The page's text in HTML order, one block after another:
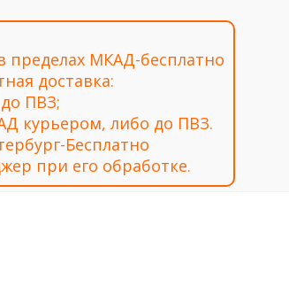
пределах МКАД-бесплатно
доставка:
ПВЗ;
курьером, либо до ПВЗ.
Бесплатно
при его обработке.